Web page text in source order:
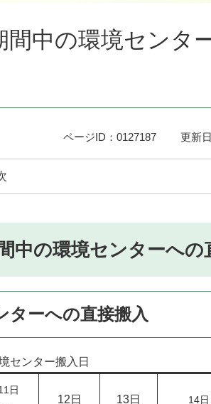
間中の環境センタ
ページID：0127187 更新
中の環境センターへの
ターへの直接搬入
センター搬入日
日
12日​
13日​
14日